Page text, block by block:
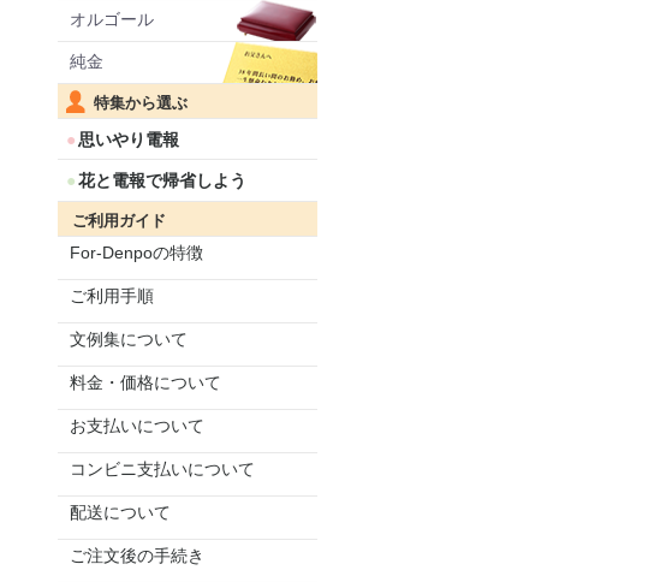
オルゴール
純金
特集から選ぶ
思いやり電報
花と電報で帰省しよう
ご利用ガイド
For-Denpoの特徴
ご利用手順
文例集について
料金・価格について
お支払いについて
コンビニ支払いについて
配送について
ご注文後の手続き